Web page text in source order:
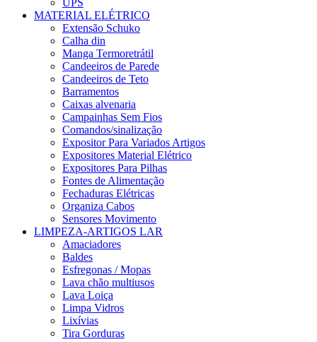
MATERIAL ELÉTRICO
Extensão Schuko
Calha din
Manga Termoretrátil
Candeeiros de Parede
Candeeiros de Teto
Barramentos
Caixas alvenaria
Campainhas Sem Fios
Comandos/sinalização
Expositor Para Variados Artigos
Expositores Material Elétrico
Expositores Para Pilhas
Fontes de Alimentação
Fechaduras Elétricas
Organiza Cabos
Sensores Movimento
LIMPEZA-ARTIGOS LAR
Amaciadores
Baldes
Esfregonas / Mopas
Lava chão multiusos
Lava Loiça
Limpa Vidros
Lixívias
Tira Gorduras